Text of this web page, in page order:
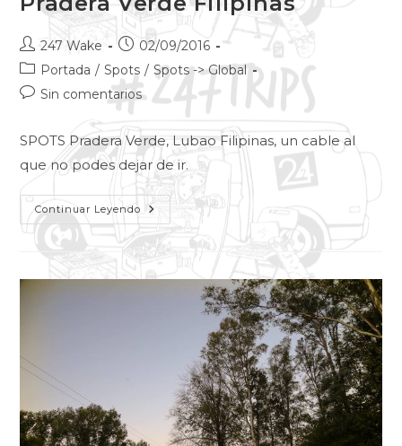
247 Wake
02/09/2016
Portada / Spots / Spots -> Global
Sin comentarios
SPOTS Pradera Verde, Lubao Filipinas, un cable al
que no podes dejar de ir.
Continuar Leyendo